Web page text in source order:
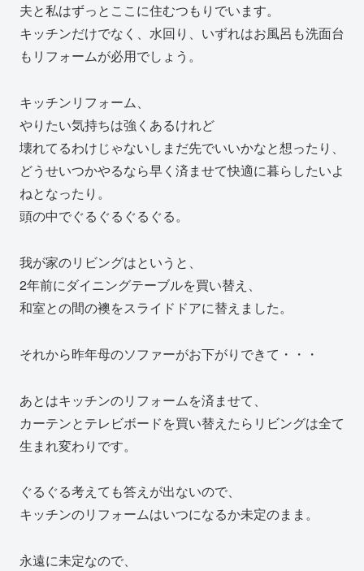
夫と私はずっとここに住むつもりでいます。
キッチンだけでなく、水回り、いずれはお風呂も洗面台
もリフォームが必用でしょう。
キッチンリフォーム、
やりたい気持ちは強くあるけれど
壊れてるわけじゃないしまだ先でいいかなと想ったり、
どうせいつかやるなら早く済ませて快適に暮らしたいよ
ねとなったり。
頭の中でぐるぐるぐるぐる。
我が家のリビングはというと、
2年前にダイニングテーブルを買い替え、
和室との間の襖をスライドドアに替えました。
それから昨年母のソファーがお下がりできて・・・
あとはキッチンのリフォームを済ませて、
カーテンとテレビボードを買い替えたらリビングは全て
生まれ変わりです。
ぐるぐる考えても答えが出ないので、
キッチンのリフォームはいつになるか未定のまま。
永遠に未定なので、